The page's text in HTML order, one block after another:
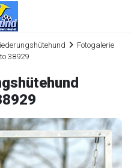
Fotogalerie
38929